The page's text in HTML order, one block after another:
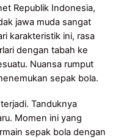
Republik Indonesia,
jawa muda sangat
karakteristik ini, rasa
dengan tabah ke
Nuansa rumput
sepak bola.
Tanduknya
Momen ini yang
sepak bola dengan